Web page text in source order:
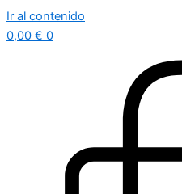
Ir al contenido
0,00 € 0